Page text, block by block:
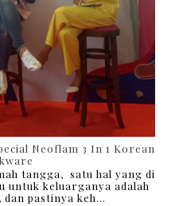
Neoflam 3 In 1 Korean
tangga, satu hal yang di
untuk keluarganya adalah
pastinya keh...